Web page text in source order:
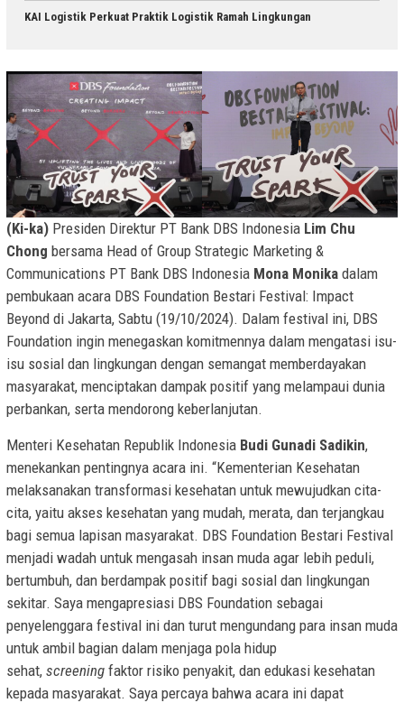
KAI Logistik Perkuat Praktik Logistik Ramah Lingkungan
(Ki-ka) Presiden Direktur PT Bank DBS Indonesia Lim Chu
Chong bersama Head of Group Strategic Marketing &
Communications PT Bank DBS Indonesia Mona Monika dalam
pembukaan acara DBS Foundation Bestari Festival: Impact
Beyond di Jakarta, Sabtu (19/10/2024). Dalam festival ini, DBS
Foundation ingin menegaskan komitmennya dalam mengatasi isu-
isu sosial dan lingkungan dengan semangat memberdayakan
masyarakat, menciptakan dampak positif yang melampaui dunia
perbankan, serta mendorong keberlanjutan.
Menteri Kesehatan Republik Indonesia Budi Gunadi Sadikin,
menekankan pentingnya acara ini. “Kementerian Kesehatan
melaksanakan transformasi kesehatan untuk mewujudkan cita-
cita, yaitu akses kesehatan yang mudah, merata, dan terjangkau
bagi semua lapisan masyarakat. DBS Foundation Bestari Festival
menjadi wadah untuk mengasah insan muda agar lebih peduli,
bertumbuh, dan berdampak positif bagi sosial dan lingkungan
sekitar. Saya mengapresiasi DBS Foundation sebagai
penyelenggara festival ini dan turut mengundang para insan muda
untuk ambil bagian dalam menjaga pola hidup
sehat, screening faktor risiko penyakit, dan edukasi kesehatan
kepada masyarakat. Saya percaya bahwa acara ini dapat